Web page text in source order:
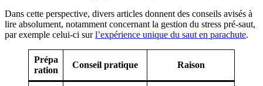
Dans cette perspective, divers articles donnent des conseils avisés à
lire absolument, notamment concernant la gestion du stress pré-saut,
par exemple celui-ci surl’expérience unique du saut en parachute.
Prépa
ration
Conseil pratique Raison